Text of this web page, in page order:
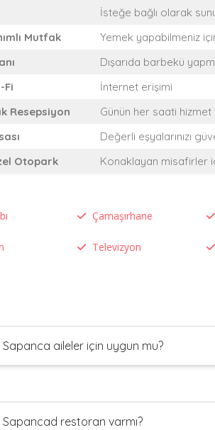
İsteğe bağlı olarak
Mutfak
Yemek yapabilmeniz
Dışarıda barbekü
Fi
İnternet erişimi
Resepsiyon
Günün her saati
Değerli eşyalarınızı
Otopark
Konaklayan misafirler
Çamaşırhane
Televizyon
Sapanca aileler için uygun mu?
Sapancad restoran varmı?